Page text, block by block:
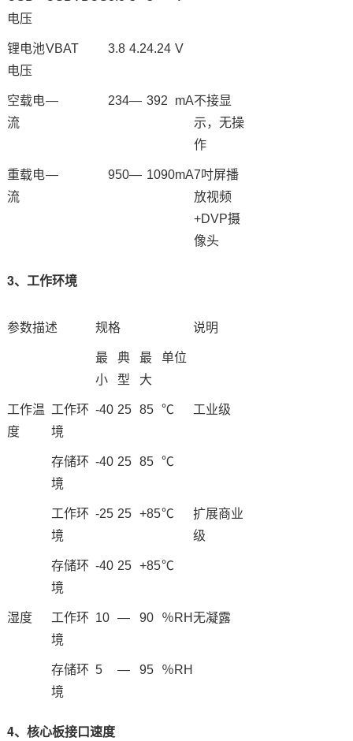
电压
锂电池
电压
VBAT 3.8 4.24.24 V
空载电
流
— 234— 392 mA不接显
示，无操
作
重载电
流
— 950— 1090mA7吋屏播
放视频
+DVP摄
像头
3、工作环境
参数描述 规格 说明
最
小
典
型
最
大
单位
工作温
度
工作环
境
-40 25 85 ℃ 工业级
存储环
境
-40 25 85 ℃
工作环
境
-25 25 +85℃
扩展商业
级
存储环
境
-40 25 +85℃
湿度
工作环
境
10 — 90 ％RH无凝露
存储环
境
5 — 95 ％RH
4、核心板接口速度